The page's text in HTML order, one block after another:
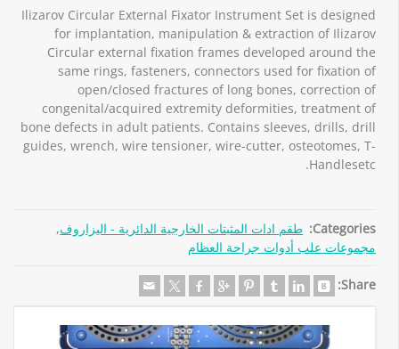
Ilizarov Circular External Fixator Instrument Set is designed
for implantation, manipulation & extraction of Ilizarov
Circular external fixation frames developed around the
same rings, fasteners, connectors used for fixation of
open/closed fractures of long bones, correction of
congenital/acquired extremity deformities, treatment of
bone defects in adult patients. Contains sleeves, drills, drill
guides, wrench, wire tensioner, wire-cutter, osteotomes, T-
Handlesetc.
Categories: طقم ادات المثبتات الخارجية الدائرية - اليزاروف,
مجموعات علب أدوات جراحة العظام
Share: